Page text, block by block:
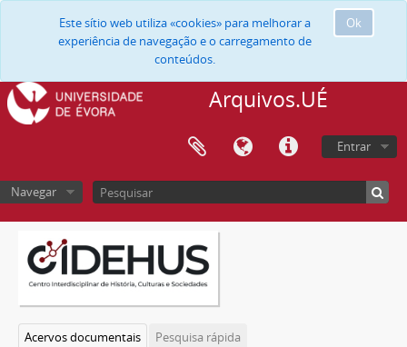
Ok
Este sítio web utiliza «cookies» para melhorar a
experiência de navegação e o carregamento de
conteúdos.
Arquivos.UÉ
Entrar
Navegar
Acervos documentais
Pesquisa rápida